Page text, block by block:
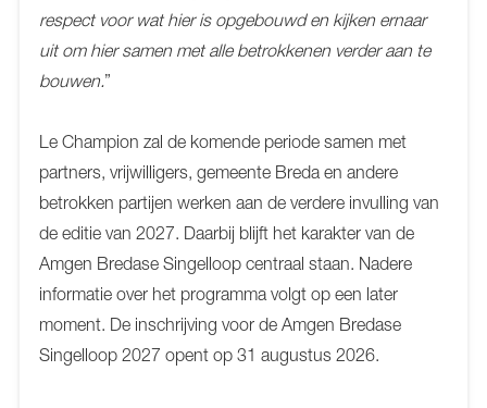
respect voor wat hier is opgebouwd en kijken ernaar
uit om hier samen met alle betrokkenen verder aan te
bouwen.”
Le Champion zal de komende periode samen met
partners, vrijwilligers, gemeente Breda en andere
betrokken partijen werken aan de verdere invulling van
de editie van 2027. Daarbij blijft het karakter van de
Amgen Bredase Singelloop centraal staan. Nadere
informatie over het programma volgt op een later
moment. De inschrijving voor de Amgen Bredase
Singelloop 2027 opent op 31 augustus 2026.